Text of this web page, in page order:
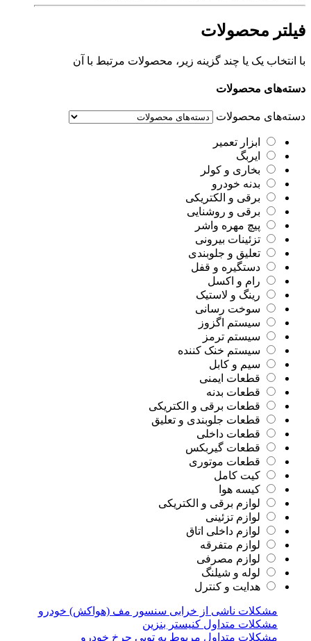
فیلتر محصولات
با انتخاب یک یا چند گزینه زیر، محصولات مرتبط با آن
دسته‌های محصولات
دسته‌های محصولات
ابزار تعمیر
ایربگ
بخاری و کولر
بدنه خودرو
برقی و الکتریکی
برقی و روشنایی
پیچ مهره واشر
تزئینات بیرونی
تعلیق و جلوبندی
دستگیره و قفل
رام و اکسل
رینگ و لاستیک
سوخت رسانی
سیستم اگزوز
سیستم ترمز
سیستم خنک کننده
سیم و کابل
قطعات ایمنی
قطعات بدنه
قطعات برقی و الکتریکی
قطعات جلوبندی و تعلیق
قطعات داخلی
قطعات گیربکس
قطعات موتوری
کیت کامل
کیسه هوا
لوازم برقی و الکتریکی
لوازم تزئینی
لوازم داخلی اتاق
لوازم متفرقه
لوازم مصرفی
لوله و شیلنگ
هدایت و کنترل
مشکلات ناشی از خرابی سنسور مف (هواکش) خودرو
مشکلات متداول کنیستر بنزین
مشکلات متداول مربوط به توپی چرخ خودرو